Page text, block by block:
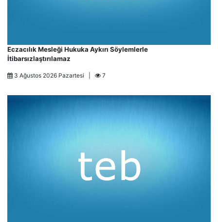
Eczacılık Mesleği Hukuka Aykırı Söylemlerle
İtibarsızlaştırılamaz
3 Ağustos 2026 Pazartesi | 7